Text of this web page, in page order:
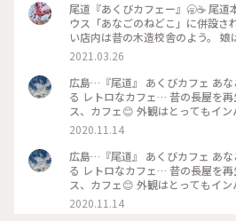
尾道『あくびカフェー』🥱☕️ 尾
ウス「あなごのねどこ」に併設さ
い店内は昔の木造校舎のよう。
からカレー続きだったので、 尾道
ました🍋🍞 給食のようなアルミ
😅)が 娘の時代はプラ食器なので
す！ 尾道レモン🍋トーストはパ
ていて、甘酸っぱくて生クリーム
たです🍋💕 🚩にはクジがついて
た😄 奥には素敵なゲストハウス
旅🚲のひとには街中で宿泊できて
策 #ランチ #あくびカフェー #カ
#レトロカフェ #昭和レトロ #古民
スト #パン #トースト #尾道ランチ #世界の
#広島ごはん #あなごのねどこ #
2021.03.26
広島…『尾道』 あくびカフェ あ
る レトロなカフェ… 昔の長屋を
ス、カフェ😊 外観はとってもイ
たり2度見してる方が結構いまし
ると動く… 店から見ていたら男の
って両替をカフェでしてもらいか
私も小さいときにこんなのやった
う時代にタイムスリップしたか
かしい気持ちになりました。 メニ
ェのスタッフさんは『日直』だそ
2020.11.14
広島…『尾道』 あくびカフェ あ
る レトロなカフェ… 昔の長屋を
ス、カフェ😊 外観はとってもイ
たり2度見してる方が結構いまし
ると動く… 店から見ていたら男の
2020.11.14